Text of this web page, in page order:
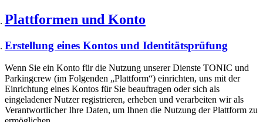
Plattformen und Konto
Erstellung eines Kontos und Identitätsprüfung
Wenn Sie ein Konto für die Nutzung unserer Dienste TONIC und
Parkingcrew (im Folgenden „Plattform“) einrichten, uns mit der
Einrichtung eines Kontos für Sie beauftragen oder sich als
eingeladener Nutzer registrieren, erheben und verarbeiten wir als
Verantwortlicher Ihre Daten, um Ihnen die Nutzung der Plattform zu